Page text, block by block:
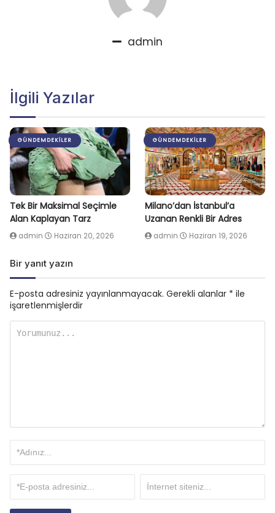
admin
İlgili Yazılar
GÜNDEMDEKILER
Tek Bir Maksimal Seçimle
Alan Kaplayan Tarz
admin Haziran 20, 2026
GÜNDEMDEKILER
Milano’dan İstanbul’a
Uzanan Renkli Bir Adres
admin Haziran 19, 2026
Bir yanıt yazın
E-posta adresiniz yayınlanmayacak. Gerekli alanlar * ile
işaretlenmişlerdir